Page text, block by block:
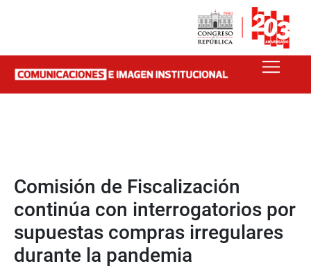
Comisión de Fiscalización
continúa con interrogatorios por
supuestas compras irregulares
durante la pandemia